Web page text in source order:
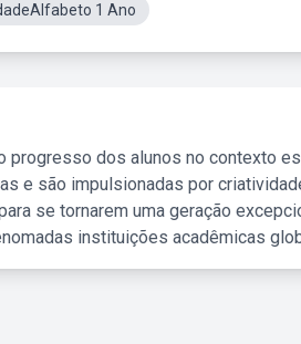
1 Ano
progresso dos alunos no contexto
e são impulsionadas por
se tornarem uma geração
instituições acadêmicas